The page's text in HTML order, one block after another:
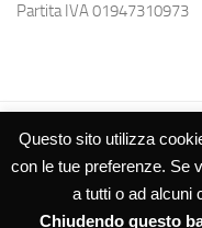
Partita IVA 01947310973
Studio Biganzoli SRL –
Questo sito utilizza
con le tue preferenze. Se
a tutti o ad alcuni
Chiudendo questo